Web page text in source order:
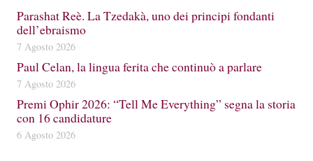
Parashat Reè. La Tzedakà, uno dei principi fondanti
dell’ebraismo
7 Agosto 2026
Paul Celan, la lingua ferita che continuò a parlare
7 Agosto 2026
Premi Ophir 2026: “Tell Me Everything” segna la storia
con 16 candidature
6 Agosto 2026